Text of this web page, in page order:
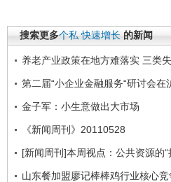
搜索更多个私 快速增长 的新闻
养老产业政策在地方难落实 三类
第二届“小企业金融服务“研讨会在
金子军：小生意做出大市场
《新闻周刊》20110528
[新闻周刊]本周视点：公共资源的“
山东餐加盟廖记棒棒鸡行业核心